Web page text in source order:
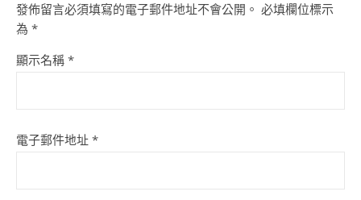
發佈留言必須填寫的電子郵件地址不會公開。 必填欄位標示
為 *
顯示名稱 *
電子郵件地址 *